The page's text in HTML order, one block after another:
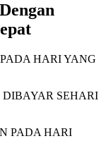
HARI YANG
DIBAYAR SEHARI
PADA HARI